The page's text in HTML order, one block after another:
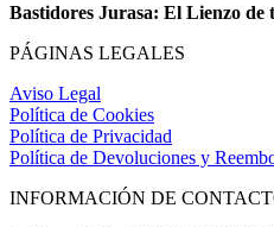
Bastidores Jurasa: El Lienzo de
PÁGINAS LEGALES
Aviso Legal
Política de Cookies
Política de Privacidad
Política de Devoluciones y
INFORMACIÓN DE